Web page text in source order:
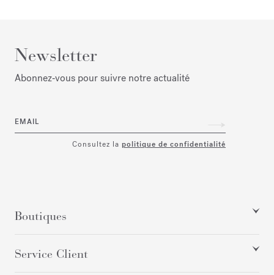
Newsletter
Abonnez‑vous pour suivre notre actualité
EMAIL
Consultez la politique de confidentialité
Boutiques
Service Client